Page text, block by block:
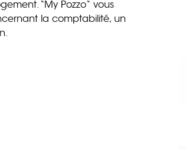
“My Pozzo“ vous
la comptabilité, un